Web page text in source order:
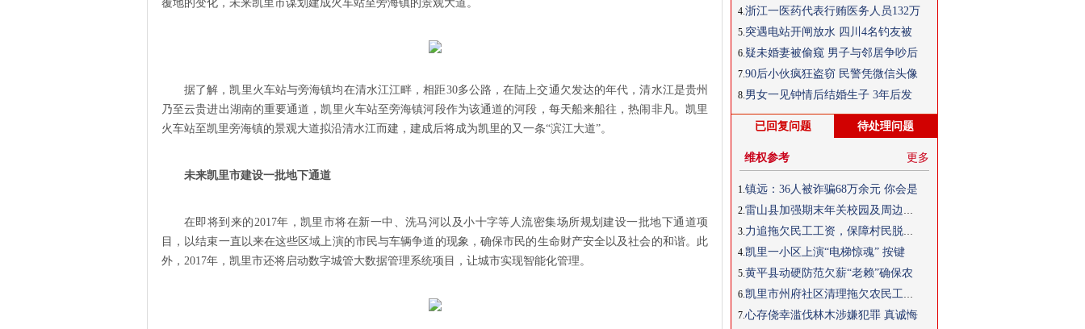
覆地的变化，未来凯里市谋划建成火车站至旁海镇的景观大道。
据了解，凯里火车站与旁海镇均在清水江江畔，相距30多公路，在陆上交通欠发达的年代，清水江是贵州
乃至云贵进出湖南的重要通道，凯里火车站至旁海镇河段作为该通道的河段，每天船来船往，热闹非凡。凯里
火车站至凯里旁海镇的景观大道拟沿清水江而建，建成后将成为凯里的又一条“滨江大道”。
未来凯里市建设一批地下通道
在即将到来的2017年，凯里市将在新一中、洗马河以及小十字等人流密集场所规划建设一批地下通道项
目，以结束一直以来在这些区域上演的市民与车辆争道的现象，确保市民的生命财产安全以及社会的和谐。此
外，2017年，凯里市还将启动数字城管大数据管理系统项目，让城市实现智能化管理。
4.浙江一医药代表行贿医务人员132万
5.突遇电站开闸放水 四川4名钓友被
6.疑未婚妻被偷窥 男子与邻居争吵后
7.90后小伙疯狂盗窃 民警凭微信头像
8.男女一见钟情后结婚生子 3年后发
已回复问题 待处理问题
维权参考 更多
1.镇远：36人被诈骗68万余元 你会是
2.雷山县加强期末年关校园及周边安全
3.力追拖欠民工工资，保障村民脱贫信
4.凯里一小区上演“电梯惊魂” 按键
5.黄平县动硬防范欠薪“老赖”确保农
6.凯里市州府社区清理拖欠农民工工资
7.心存侥幸滥伐林木涉嫌犯罪 真诚悔